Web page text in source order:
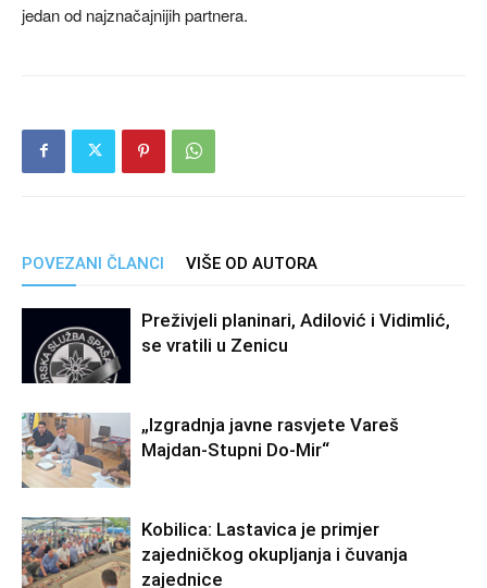
jedan od najznačajnijih partnera.
POVEZANI ČLANCI VIŠE OD AUTORA
Preživjeli planinari, Adilović i Vidimlić,
se vratili u Zenicu
„Izgradnja javne rasvjete Vareš
Majdan-Stupni Do-Mir“
Kobilica: Lastavica je primjer
zajedničkog okupljanja i čuvanja
zajednice